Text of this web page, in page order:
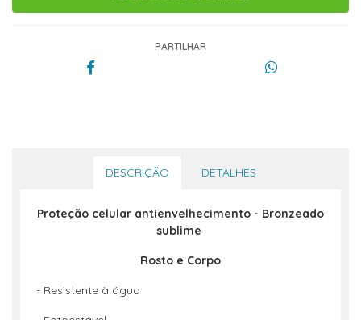
PARTILHAR
DESCRIÇÃO DETALHES
Proteção celular antienvelhecimento - Bronzeado
sublime
Rosto e Corpo
- Resistente à água